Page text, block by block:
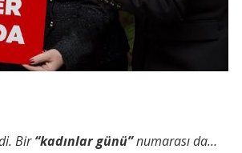
Bir“kadınlar günü”numarası da…